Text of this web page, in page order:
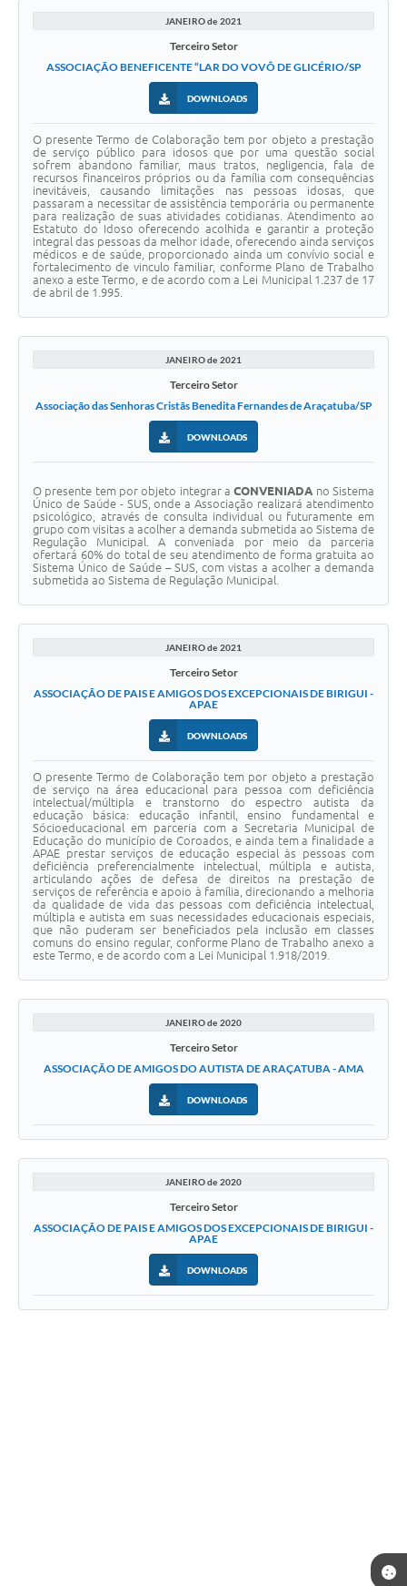
JANEIRO de 2021
Terceiro Setor
ASSOCIAÇÃO BENEFICENTE “LAR DO VOVÔ DE GLICÉRIO/SP
DOWNLOADS
O presente Termo de Colaboração tem por objeto a prestação
de serviço público para idosos que por uma questão social
sofrem abandono familiar, maus tratos, negligencia, fala de
recursos financeiros próprios ou da família com consequências
inevitáveis, causando limitações nas pessoas idosas, que
passaram a necessitar de assistência temporária ou permanente
para realização de suas atividades cotidianas. Atendimento ao
Estatuto do Idoso oferecendo acolhida e garantir a proteção
integral das pessoas da melhor idade, oferecendo ainda serviços
médicos e de saúde, proporcionado ainda um convívio social e
fortalecimento de vinculo familiar, conforme Plano de Trabalho
anexo a este Termo, e de acordo com a Lei Municipal 1.237 de 17
de abril de 1.995.
JANEIRO de 2021
Terceiro Setor
Associação das Senhoras Cristãs Benedita Fernandes de Araçatuba/SP
DOWNLOADS
O presente tem por objeto integrar aCONVENIADA no Sistema
Único de Saúde - SUS, onde a Associação realizará atendimento
psicológico, através de consulta individual ou futuramente em
grupo com visitas a acolher a demanda submetida ao Sistema de
Regulação Municipal. A conveniada por meio da parceria
ofertará 60% do total de seu atendimento de forma gratuita ao
Sistema Único de Saúde – SUS, com vistas a acolher a demanda
submetida ao Sistema de Regulação Municipal.
JANEIRO de 2021
Terceiro Setor
ASSOCIAÇÃO DE PAIS E AMIGOS DOS EXCEPCIONAIS DE BIRIGUI -
APAE
DOWNLOADS
O presente Termo de Colaboração tem por objeto a prestação
de serviço na área educacional para pessoa com deficiência
intelectual/múltipla e transtorno do espectro autista da
educação básica: educação infantil, ensino fundamental e
Sócioeducacional em parceria com a Secretaria Municipal de
Educação do município de Coroados, e ainda tem a finalidade a
APAE prestar serviços de educação especial às pessoas com
deficiência preferencialmente intelectual, múltipla e autista,
articulando ações de defesa de direitos na prestação de
serviços de referência e apoio à família, direcionando a melhoria
da qualidade de vida das pessoas com deficiência intelectual,
múltipla e autista em suas necessidades educacionais especiais,
que não puderam ser beneficiados pela inclusão em classes
comuns do ensino regular, conforme Plano de Trabalho anexo a
este Termo, e de acordo com a Lei Municipal 1.918/2019.
JANEIRO de 2020
Terceiro Setor
ASSOCIAÇÃO DE AMIGOS DO AUTISTA DE ARAÇATUBA - AMA
DOWNLOADS
JANEIRO de 2020
Terceiro Setor
ASSOCIAÇÃO DE PAIS E AMIGOS DOS EXCEPCIONAIS DE BIRIGUI -
APAE
DOWNLOADS